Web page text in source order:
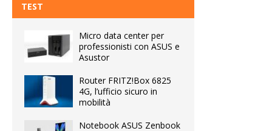
TEST
Micro data center per
professionisti con ASUS e
Asustor
Router FRITZ!Box 6825
4G, l’ufficio sicuro in
mobilità
Notebook ASUS Zenbook